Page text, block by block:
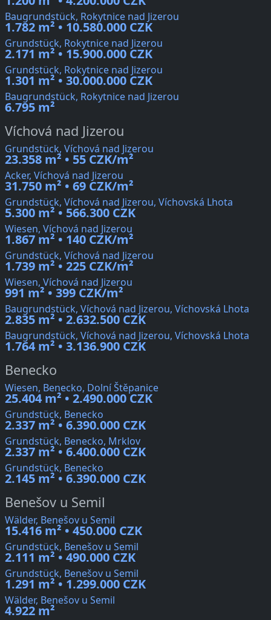
Baugrundstück, Rokytnice nad Jizerou
1.782 m² • 10.580.000 CZK
Grundstück, Rokytnice nad Jizerou
2.171 m² • 15.900.000 CZK
Grundstück, Rokytnice nad Jizerou
1.301 m² • 30.000.000 CZK
Baugrundstück, Rokytnice nad Jizerou
6.795 m²
Víchová nad Jizerou
Grundstück, Víchová nad Jizerou
23.358 m² • 55 CZK/m²
Acker, Víchová nad Jizerou
31.750 m² • 69 CZK/m²
Grundstück, Víchová nad Jizerou, Víchovská Lhota
5.300 m² • 566.300 CZK
Wiesen, Víchová nad Jizerou
1.867 m² • 140 CZK/m²
Grundstück, Víchová nad Jizerou
1.739 m² • 225 CZK/m²
Wiesen, Víchová nad Jizerou
991 m² • 399 CZK/m²
Baugrundstück, Víchová nad Jizerou, Víchovská Lhota
2.835 m² • 2.632.500 CZK
Baugrundstück, Víchová nad Jizerou, Víchovská Lhota
1.764 m² • 3.136.900 CZK
Benecko
Wiesen, Benecko, Dolní Štěpanice
25.404 m² • 2.490.000 CZK
Grundstück, Benecko
2.337 m² • 6.390.000 CZK
Grundstück, Benecko, Mrklov
2.337 m² • 6.400.000 CZK
Grundstück, Benecko
2.145 m² • 6.390.000 CZK
Benešov u Semil
Wälder, Benešov u Semil
15.416 m² • 450.000 CZK
Grundstück, Benešov u Semil
2.111 m² • 490.000 CZK
Grundstück, Benešov u Semil
1.291 m² • 1.299.000 CZK
Wälder, Benešov u Semil
4.922 m²